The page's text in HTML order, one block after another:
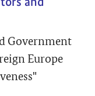
Government
Europe